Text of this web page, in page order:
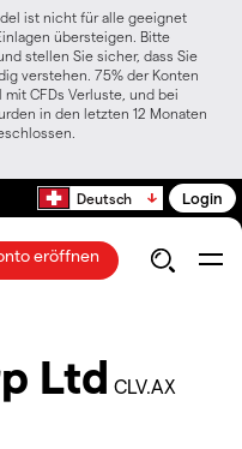
ist nicht für alle geeignet
übersteigen. Bitte
stellen Sie sicher, dass Sie
verstehen. 75% der Konten
CFDs Verluste, und bei
in den letzten 12 Monaten
Deutsch Login
eröffnen
Ltd CLV.AX